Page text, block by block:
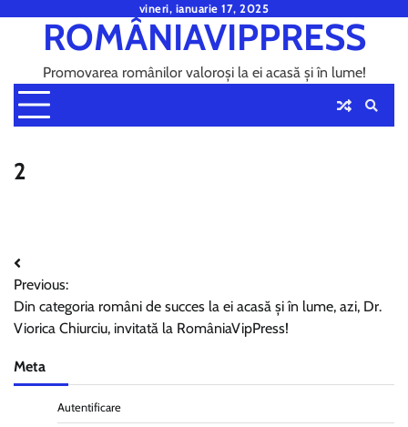
content
vineri, ianuarie 17, 2025
ROMÂNIAVIPPRESS
Promovarea românilor valoroși la ei acasă și în lume!
2
Navigare
în
articole
Previous:
Din categoria români de succes la ei acasă și în lume, azi, Dr.
Viorica Chiurciu, invitată la RomâniaVipPress!
Meta
Autentificare